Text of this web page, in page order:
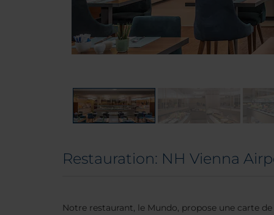
Restauration: NH Vienna
Notre restaurant, le Mundo, propose une carte